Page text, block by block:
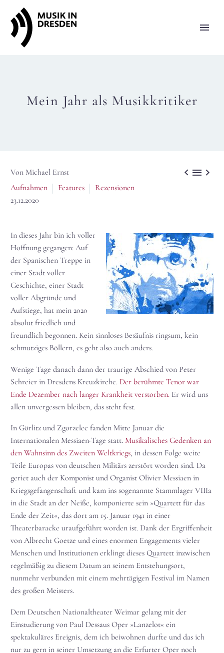
Mein Jahr als Musikkritiker
  
Von Michael Ernst
Aufnahmen
Features
Rezensionen
23.12.2020
In dieses Jahr bin ich voller
Hoffnung gegangen: Auf
der Spanischen Treppe in
einer Stadt voller
Geschichte, einer Stadt
voller Abgründe und
Aufstiege, hat mein 2020
absolut friedlich und
freundlich begonnen. Kein sinnloses Besäufnis ringsum, kein
schmutziges Böllern, es geht also auch anders.
Wenige Tage danach dann der traurige Abschied von Peter
Schreier in Dresdens Kreuzkirche. Der berühmte Tenor war
Ende Dezember nach langer Krankheit verstorben. Er wird uns
allen unvergessen bleiben, das steht fest.
In Görlitz und Zgorzelec fanden Mitte Januar die
Internationalen Messiaen-Tage statt. Musikalisches Gedenken an
den Wahnsinn des Zweiten Weltkriegs, in dessen Folge weite
Teile Europas von deutschen Militärs zerstört worden sind. Da
geriet auch der Komponist und Organist Olivier Messiaen in
Kriegsgefangenschaft und kam ins sogenannte Stammlager VIIIa
in die Stadt an der Neiße, komponierte sein »Quartett für das
Ende der Zeit«, das dort am 15. Januar 1941 in einer
Theaterbaracke uraufgeführt worden ist. Dank der Ergriffenheit
von Albrecht Goetze und eines enormen Engagements vieler
Menschen und Institutionen erklingt dieses Quartett inzwischen
regelmäßig zu diesem Datum an seinem Entstehungsort,
nunmehr verbunden mit einem mehrtägigen Festival im Namen
des großen Meisters.
Dem Deutschen Nationaltheater Weimar gelang mit der
Einstudierung von Paul Dessaus Oper »Lanzelot« ein
spektakuläres Ereignis, dem ich beiwohnen durfte und das ich
nur zu gern in seiner Umsetzung an die Erfurter Oper noch